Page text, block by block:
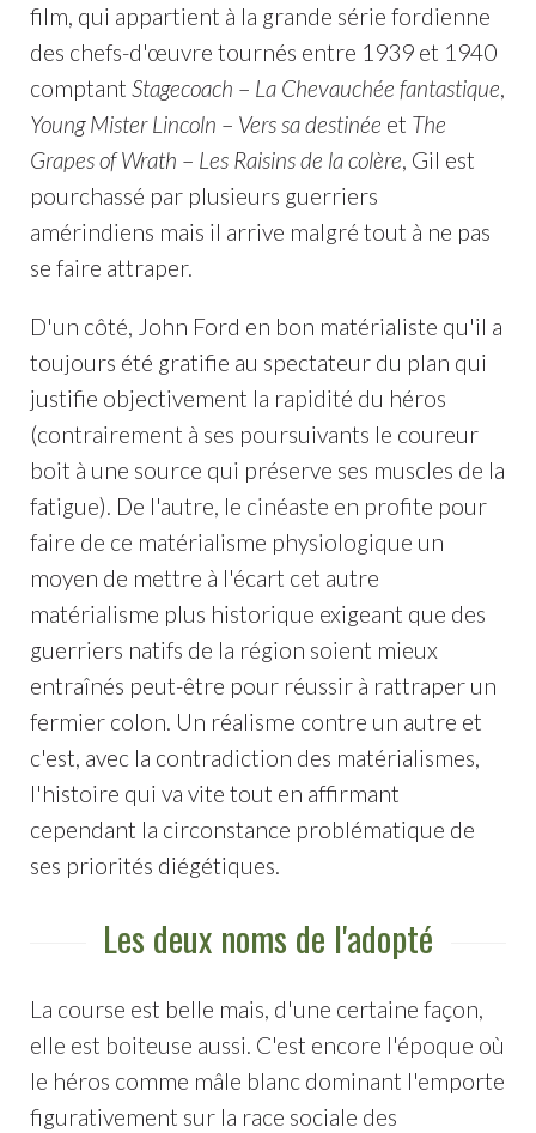
film, qui appartient à la grande série fordienne
des chefs-d'œuvre tournés entre 1939 et 1940
comptant Stagecoach – La Chevauchée fantastique,
Young Mister Lincoln – Vers sa destinée et The
Grapes of Wrath – Les Raisins de la colère, Gil est
pourchassé par plusieurs guerriers
amérindiens mais il arrive malgré tout à ne pas
se faire attraper.
D'un côté, John Ford en bon matérialiste qu'il a
toujours été gratifie au spectateur du plan qui
justifie objectivement la rapidité du héros
(contrairement à ses poursuivants le coureur
boit à une source qui préserve ses muscles de la
fatigue). De l'autre, le cinéaste en profite pour
faire de ce matérialisme physiologique un
moyen de mettre à l'écart cet autre
matérialisme plus historique exigeant que des
guerriers natifs de la région soient mieux
entraînés peut-être pour réussir à rattraper un
fermier colon. Un réalisme contre un autre et
c'est, avec la contradiction des matérialismes,
l'histoire qui va vite tout en affirmant
cependant la circonstance problématique de
ses priorités diégétiques.
Les deux noms de l'adopté
La course est belle mais, d'une certaine façon,
elle est boiteuse aussi. C'est encore l'époque où
le héros comme mâle blanc dominant l'emporte
figurativement sur la race sociale des